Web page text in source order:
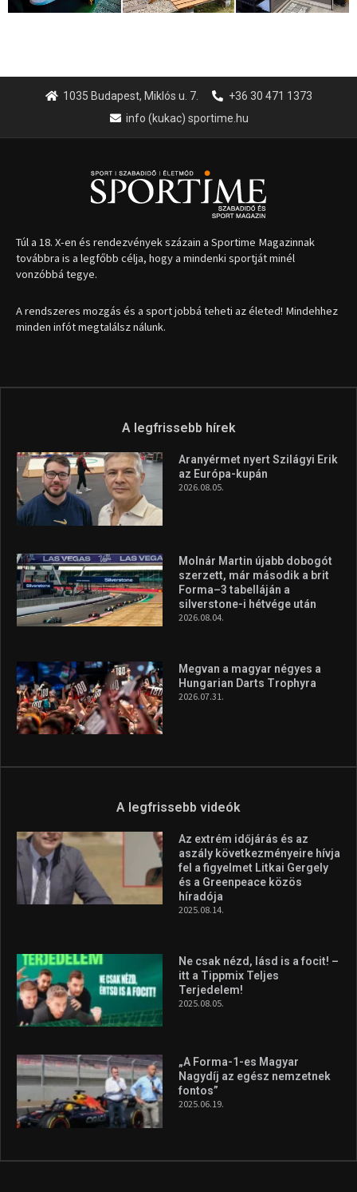
1035 Budapest, Miklós u. 7.
+36 30 471 1373
info (kukac) sportime.hu
Túl a 18. X-en és rendezvények százain a Sportime Magazinnak
továbbra is a legfőbb célja, hogy a mindenki sportját minél
vonzóbbá tegye.
A rendszeres mozgás és a sport jobbá teheti az életed! Mindehhez
minden infót megtalálsz nálunk.
A legfrissebb hírek
Aranyérmet nyert Szilágyi Erik
az Európa-kupán
2026.08.05.
Molnár Martin újabb dobogót
szerzett, már második a brit
Forma–3 tabelláján a
silverstone-i hétvége után
2026.08.04.
Megvan a magyar négyes a
Hungarian Darts Trophyra
2026.07.31.
A legfrissebb videók
Az extrém időjárás és az
aszály következményeire hívja
fel a figyelmet Litkai Gergely
és a Greenpeace közös
híradója
2025.08.14.
Ne csak nézd, lásd is a focit! –
itt a Tippmix Teljes
Terjedelem!
2025.08.05.
„A Forma-1-es Magyar
Nagydíj az egész nemzetnek
fontos”
2025.06.19.